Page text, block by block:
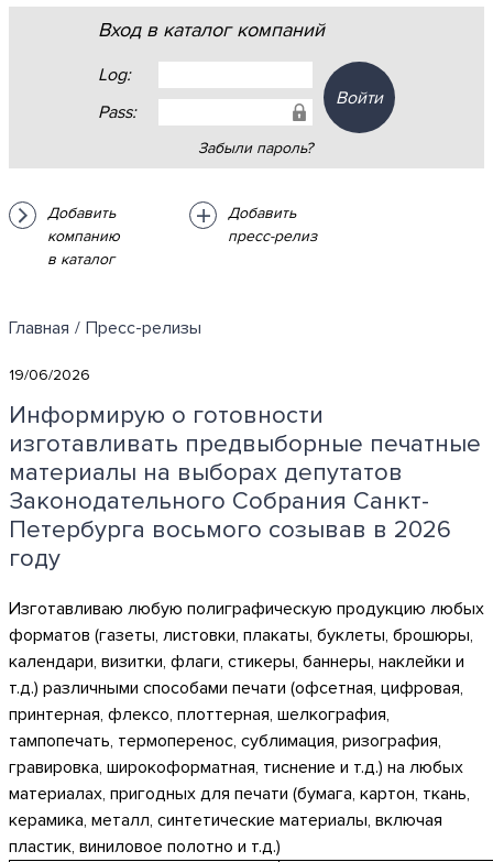
Вход в каталог компаний
Log:
Pass:
Забыли пароль?
Войти
Добавить
компанию
в каталог
Добавить
пресс-релиз
Главная / Пресс-релизы
19/06/2026
Информирую о готовности
изготавливать предвыборные печатные
материалы на выборах депутатов
Законодательного Собрания Санкт-
Петербурга восьмого созывав в 2026
году
Изготавливаю любую полиграфическую продукцию любых
форматов (газеты, листовки, плакаты, буклеты, брошюры,
календари, визитки, флаги, стикеры, баннеры, наклейки и
т.д.) различными способами печати (офсетная, цифровая,
принтерная, флексо, плоттерная, шелкография,
тампопечать, термоперенос, сублимация, ризография,
гравировка, широкоформатная, тиснение и т.д.) на любых
материалах, пригодных для печати (бумага, картон, ткань,
керамика, металл, синтетические материалы, включая
пластик, виниловое полотно и т.д.)